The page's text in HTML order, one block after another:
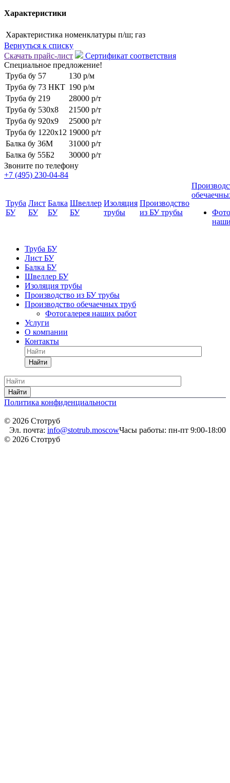
Характеристики
Характеристика номенклатуры п/ш; газ
Вернуться к списку
Скачать прайс-лист
Сертификат соответствия
Специальное предложение!
Труба бу 57
130 р/м
Труба бу 73 НКТ 190 р/м
Труба бу 219
28000 р/т
Труба бу 530х8
21500 р/т
Труба бу 920х9
25000 р/т
Труба бу 1220х12 19000 р/т
Балка бу 36М
31000 р/т
Балка бу 55Б2
30000 р/т
Звоните по телефону
+7 (495) 230-04-84
Труба
БУ
Лист
БУ
Балка
БУ
Швеллер
БУ
Изоляция
трубы
Производство
из БУ трубы
Труба БУ
Лист БУ
Балка БУ
Швеллер БУ
Изоляция трубы
Производство из БУ трубы
Производство обечаечных труб
Фотогалерея наших работ
Услуги
О компании
Контакты
Найти
Найти
Политика конфиденциальности
© 2026 Стотруб
Часы работы: пн-пт 9:00-18:00
Эл. почта: info@stotrub.moscow
© 2026 Стотруб